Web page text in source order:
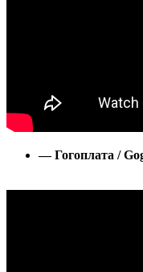
— Гогоплата /